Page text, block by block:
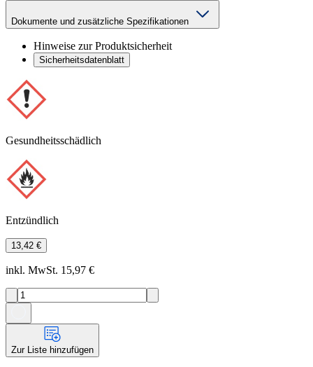
Dokumente und zusätzliche Spezifikationen
Hinweise zur Produktsicherheit
Sicherheitsdatenblatt
Gesundheitsschädlich
Entzündlich
13,42 €
inkl. MwSt. 15,97 €
Zur Liste hinzufügen